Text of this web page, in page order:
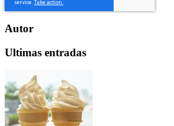
Autor
Ultimas entradas